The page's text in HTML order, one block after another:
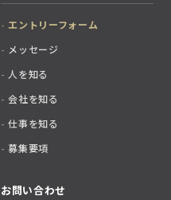
エントリーフォーム
メッセージ
人を知る
会社を知る
仕事を知る
募集要項
お問い合わせ